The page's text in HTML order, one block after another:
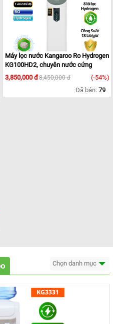
Máy lọc nước Kangaroo Ro Hydrogen
KG100HD2, chuyên nước cứng
3,850,000 đ8,450,000 đ
(-54%)
Đã bán: 79
Chọn danh mục